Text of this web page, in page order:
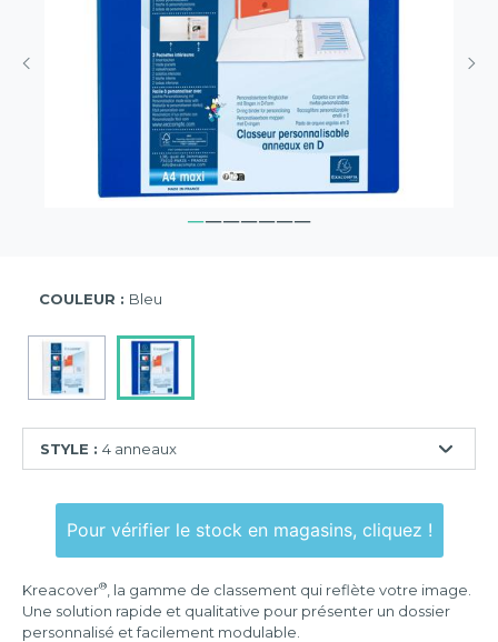
COULEUR : Bleu
STYLE : 4 anneaux
Pour vérifier le stock en magasins, cliquez !
Kreacover®
, la gamme de classement qui reflète votre image.
Une solution rapide et qualitative pour présenter un dossier
personnalisé et facilement modulable.